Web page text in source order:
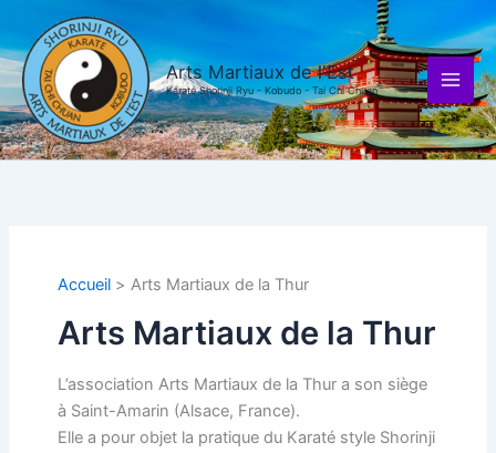
contenu
Arts Martiaux de l'Est
Karaté Shorinji Ryu - Kobudo - Tai Chi Chuan
Accueil Arts Martiaux de la Thur
Arts Martiaux de la Thur
L’association Arts Martiaux de la Thur a son siège
à Saint-Amarin (Alsace, France).
Elle a pour objet la pratique du Karaté style Shorinji